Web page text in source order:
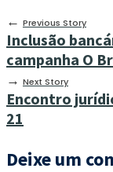
← Previous Story
Inclusão
campanha O
→ Next Story
Encontro
21
Deixe um